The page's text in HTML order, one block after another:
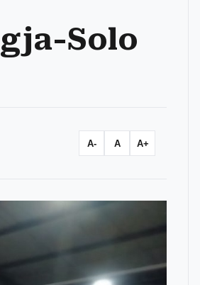
Solo
A- A A+